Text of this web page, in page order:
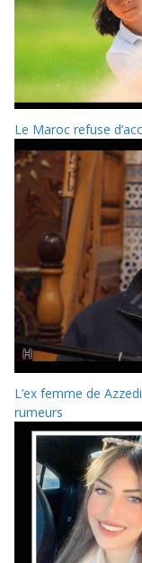
Le Maroc refuse
L’ex femme de
rumeurs